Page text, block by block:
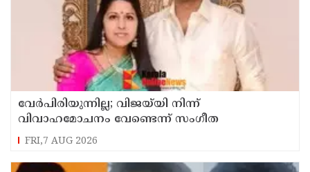
വേർപിരിയുന്നില്ല; വിജയ്‍യി നിന്ന്
വിവാഹമോചനം വേണ്ടെന്ന് സംഗീത
FRI,7 AUG 2026